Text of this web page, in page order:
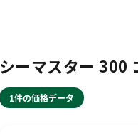
シーマスター 300
1件の価格データ